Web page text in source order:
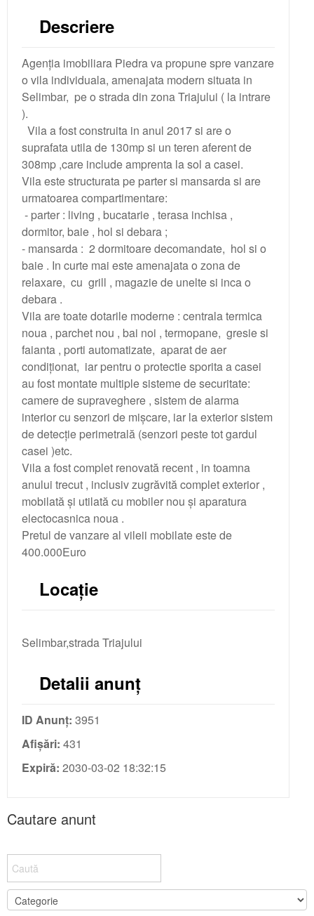
Descriere
Agenția imobiliara Piedra va propune spre vanzare
o vila individuala, amenajata modern situata in
Selimbar, pe o strada din zona Triajului ( la intrare
).
Vila a fost construita in anul 2017 si are o
suprafata utila de 130mp si un teren aferent de
308mp ,care include amprenta la sol a casei.
Vila este structurata pe parter si mansarda si are
urmatoarea compartimentare:
- parter : living , bucatarie , terasa inchisa ,
dormitor, baie , hol si debara ;
- mansarda : 2 dormitoare decomandate, hol si o
baie . In curte mai este amenajata o zona de
relaxare, cu grill , magazie de unelte si inca o
debara .
Vila are toate dotarile moderne : centrala termica
noua , parchet nou , bai noi , termopane, gresie si
faianta , porti automatizate, aparat de aer
condiționat, iar pentru o protectie sporita a casei
au fost montate multiple sisteme de securitate:
camere de supraveghere , sistem de alarma
interior cu senzori de mișcare, iar la exterior sistem
de detecție perimetrală (senzori peste tot gardul
casei )etc.
Vila a fost complet renovată recent , in toamna
anului trecut , inclusiv zugrăvită complet exterior ,
mobilată și utilată cu mobiler nou și aparatura
electocasnica noua .
Pretul de vanzare al vileii mobilate este de
400.000Euro
Locație
Selimbar,strada Triajului
Detalii anunț
ID Anunț: 3951
Afișări: 431
Expiră: 2030-03-02 18:32:15
Cautare anunt
Contractul de inchiriere
Adeverinta asociatia de locatari